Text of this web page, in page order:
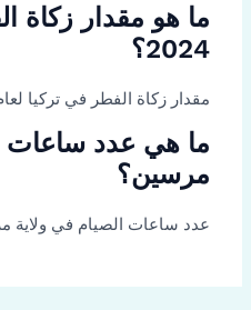
ما هو مقدار زكاة
2024؟
مقدار زكاة الفطر في تركيا لعام 2024 هو 130 ليرة
ما هي عدد ساعات
مرسين؟
عدد ساعات الصيام في ولاية مرسين هي